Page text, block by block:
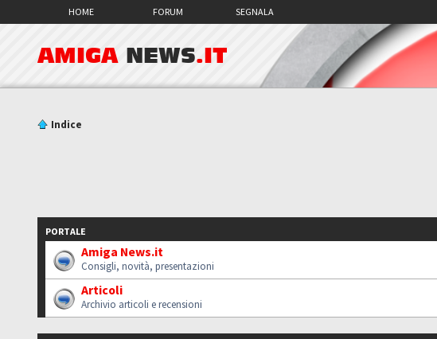
HOME FORUM SEGNALA
AMIGA NEWS.IT
Indice
PORTALE
Amiga News.it
Consigli, novità, presentazioni
Articoli
Archivio articoli e recensioni